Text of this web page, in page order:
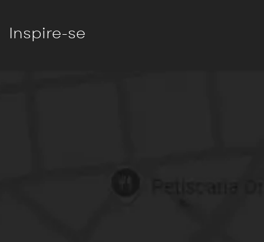
Inspire-se